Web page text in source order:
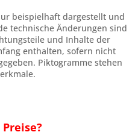
beispielhaft dargestellt und
technische Änderungen sind
und Inhalte der
enthalten, sofern nicht
Piktogramme stehen